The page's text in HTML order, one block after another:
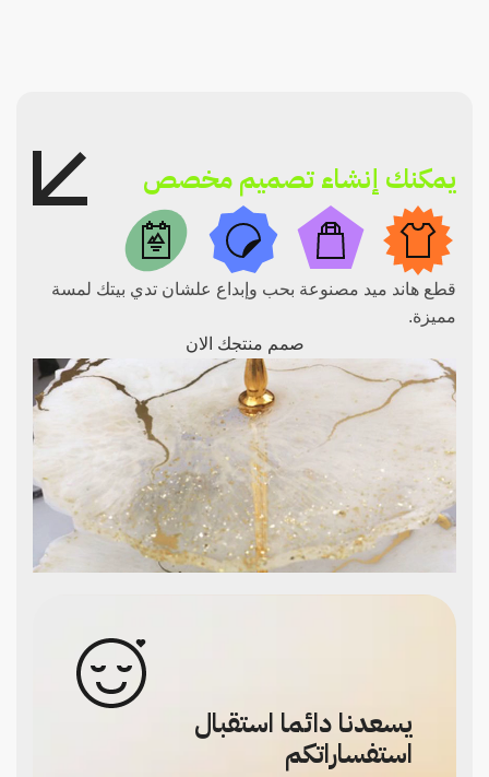
يمكنك إنشاء تصميم مخصص
قطع هاند ميد مصنوعة بحب وإبداع علشان تدي بيتك لمسة
مميزة.
صمم منتجك الان
يسعدنا دائما استقبال
استفساراتكم